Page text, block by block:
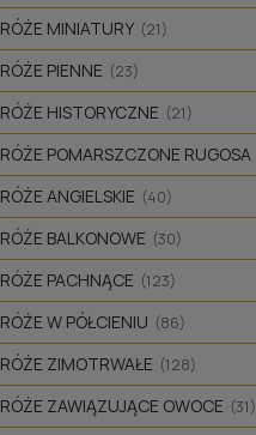
RÓŻE MINIATURY (21)
RÓŻE PIENNE (23)
RÓŻE HISTORYCZNE (21)
RÓŻE POMARSZCZONE RUGOSA
RÓŻE ANGIELSKIE (40)
RÓŻE BALKONOWE (30)
RÓŻE PACHNĄCE (123)
RÓŻE W PÓŁCIENIU (86)
RÓŻE ZIMOTRWAŁE (128)
RÓŻE ZAWIĄZUJĄCE OWOCE (31)